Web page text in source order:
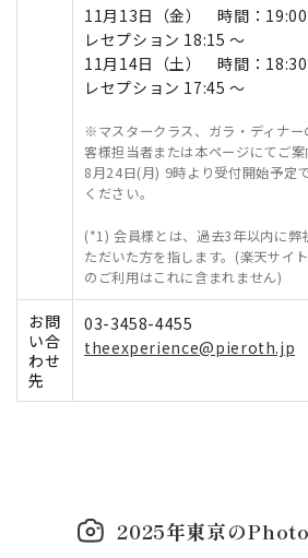
11月13日（金） 時間：
レセプション 18:15 ～
11月14日（土） 時間：
レセプション 17:45 ～
※マスタークラス、ガラ・ディナ
客様担当者または本ページにてご案
8月24日(月) 9時より受付開始予定
ください。
(*1) 会員様とは、過去3年以内に弊
ただいた方を指します。(楽天サイ
のご利用はこれに含まれません)
お問
い合
わせ
先
03-3458-4455
theexperience@pieroth.jp
2025年東京の